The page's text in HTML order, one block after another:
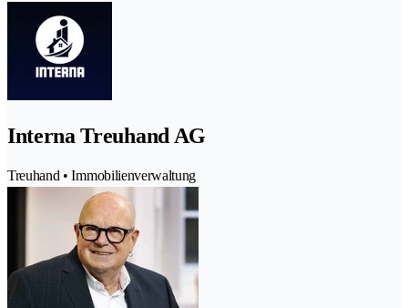
Interna Treuhand AG
Treuhand • Immobilienverwaltung